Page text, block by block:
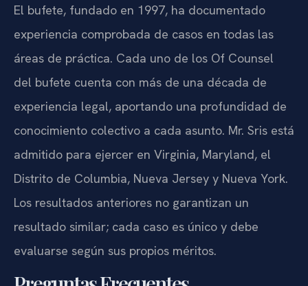
El bufete, fundado en 1997, ha documentado
experiencia comprobada de casos en todas las
áreas de práctica. Cada uno de los Of Counsel
del bufete cuenta con más de una década de
experiencia legal, aportando una profundidad de
conocimiento colectivo a cada asunto. Mr. Sris está
admitido para ejercer en Virginia, Maryland, el
Distrito de Columbia, Nueva Jersey y Nueva York.
Los resultados anteriores no garantizan un
resultado similar; cada caso es único y debe
evaluarse según sus propios méritos.